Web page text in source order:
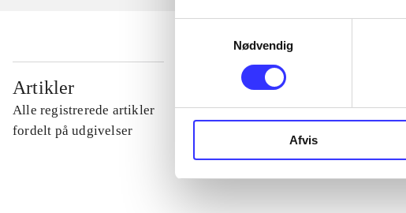
Nødvendig
Afvis
Artikler
Alle registrerede artikler
fordelt på udgivelser
...
...